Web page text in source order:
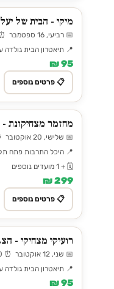
מיקי - הבית של יעל
📅 רביעי, 16 ספטמבר ⏰ 17:30
📍 תיאטרון הבית גולדה
95 ₪
📋 פרטים נוספים
מחזמר מצחיקונת - Funny Girl
📅 שלישי, 20 אוקטובר ⏰ 20:30
📍 היכל התרבות פתח
🗓️ + 1 מועדים נוספים
299 ₪
📋 פרטים נוספים
רועיקי מצחיקי -
📅 שני, 12 אוקטובר ⏰ 17:30
📍 תיאטרון הבית גולדה
95 ₪